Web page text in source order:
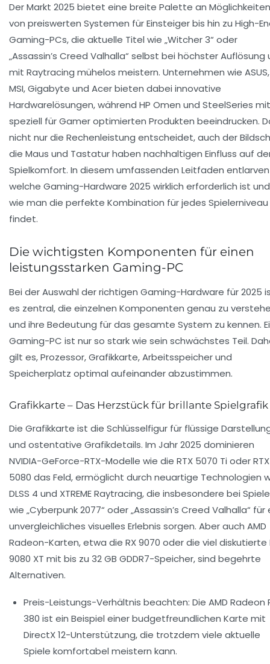
Der Markt 2025 bietet eine breite Palette an
von preiswerten Systemen für Einsteiger bis hin zu High-
Gaming-PCs, die aktuelle Titel wie „Witcher 3“ oder
„Assassin’s Creed Valhalla“ selbst bei höchster Auflösung
mit Raytracing mühelos meistern. Unternehmen wie ASUS,
MSI, Gigabyte und Acer bieten dabei innovative
Hardwarelösungen, während HP Omen und SteelSeries mit
speziell für Gamer optimierten Produkten beeindrucken.
nicht nur die Rechenleistung entscheidet, auch der
die Maus und Tastatur haben nachhaltigen Einfluss auf
Spielkomfort. In diesem umfassenden Leitfaden entlarven
welche Gaming-Hardware 2025 wirklich erforderlich ist und
wie man die perfekte Kombination für jedes Spielerniveau
findet.
Die wichtigsten Komponenten für einen
leistungsstarken Gaming-PC
Bei der Auswahl der richtigen Gaming-Hardware für 2025
es zentral, die einzelnen Komponenten genau zu
und ihre Bedeutung für das gesamte System zu kennen.
Gaming-PC ist nur so stark wie sein schwächstes Teil.
gilt es, Prozessor, Grafikkarte, Arbeitsspeicher und
Speicherplatz optimal aufeinander abzustimmen.
Grafikkarte – Das Herzstück für brillante Spielgrafik
Die Grafikkarte ist die Schlüsselfigur für flüssige
und ostentative Grafikdetails. Im Jahr 2025 dominieren
NVIDIA-GeForce-RTX-Modelle wie die RTX 5070 Ti oder RTX
5080 das Feld, ermöglicht durch neuartige Technologien
DLSS 4 und XTREME Raytracing, die insbesondere bei
wie „Cyberpunk 2077“ oder „Assassin’s Creed Valhalla“ für
unvergleichliches visuelles Erlebnis sorgen. Aber auch AMD
Radeon-Karten, etwa die RX 9070 oder die viel diskutierte
9080 XT mit bis zu 32 GB GDDR7-Speicher, sind begehrte
Alternativen.
Preis-Leistungs-Verhältnis beachten: Die AMD Radeon
380 ist ein Beispiel einer budgetfreundlichen Karte mit
DirectX 12-Unterstützung, die trotzdem viele aktuelle
Spiele komfortabel meistern kann.